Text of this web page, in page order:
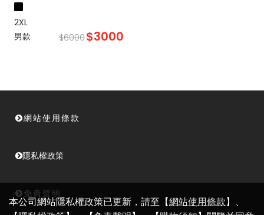
2XL
男款
$6000$3000
本公司網站隱私權政策已更新，請至【網站使用條款】、
網站使用條款
隱私權政策
免責聲明